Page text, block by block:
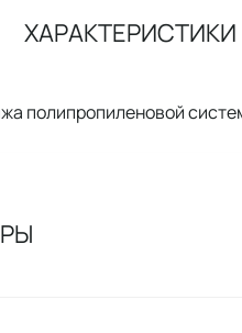
ХАРАКТЕРИСТИКИ
полипропиленовой